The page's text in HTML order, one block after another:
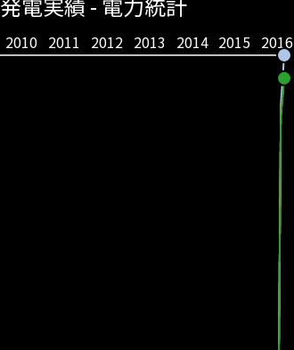
2010 2011 2012 2013 2014 2015 2016